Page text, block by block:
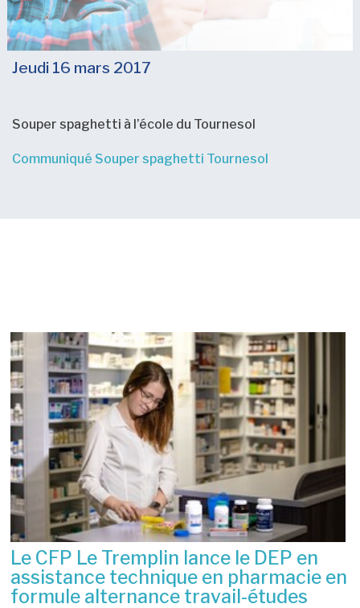
Jeudi 16 mars 2017
Souper spaghetti à l’école du Tournesol
Communiqué Souper spaghetti Tournesol
Le CFP Le Tremplin lance le DEP en
assistance technique en pharmacie en
formule alternance travail-études